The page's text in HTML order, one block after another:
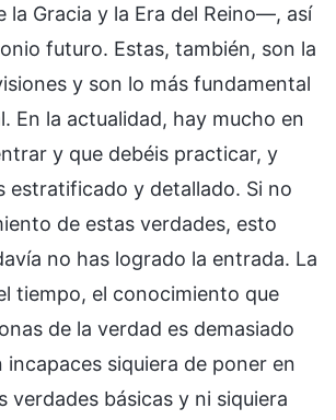
la Gracia y la Era del Reino—, así
futuro. Estas, también, son la
y son lo más fundamental
En la actualidad, hay mucho en
y que debéis practicar, y
estratificado y detallado. Si no
de estas verdades, esto
no has logrado la entrada. La
tiempo, el conocimiento que
de la verdad es demasiado
incapaces siquiera de poner en
verdades básicas y ni siquiera